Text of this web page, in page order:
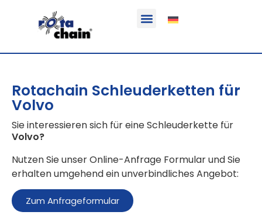
Rotachain Schleuderketten für
Volvo
Sie interessieren sich für eine Schleuderkette für
Volvo?
Nutzen Sie unser Online-Anfrage Formular und Sie
erhalten umgehend ein unverbindliches Angebot:
Zum Anfrageformular